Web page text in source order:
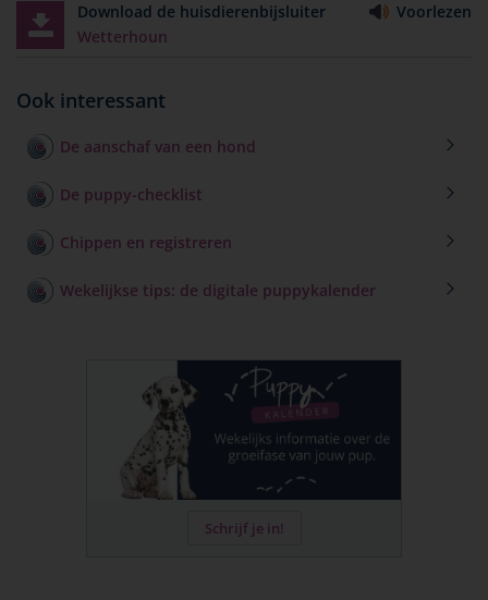
Download de huisdierenbijsluiter
Wetterhoun
Voorlezen
Ook interessant
De aanschaf van een hond
De puppy-checklist
Chippen en registreren
Wekelijkse tips: de digitale puppykalender
Schrijf je in!